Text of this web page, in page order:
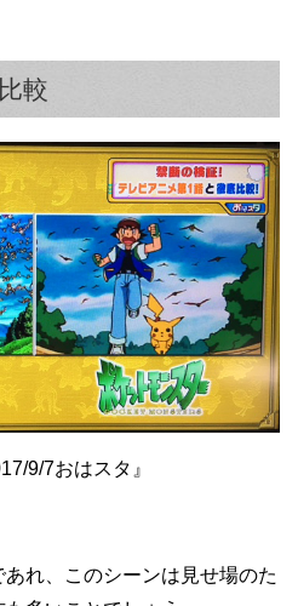
較
9/7おはスタ』
れ、このシーンは見せ場のた